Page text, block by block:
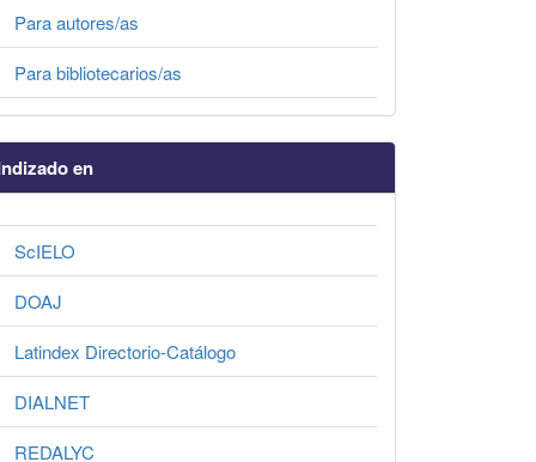
Para autores/as
Para bibliotecarios/as
en
ScIELO
DOAJ
Latindex Directorio-Catálogo
DIALNET
REDALYC